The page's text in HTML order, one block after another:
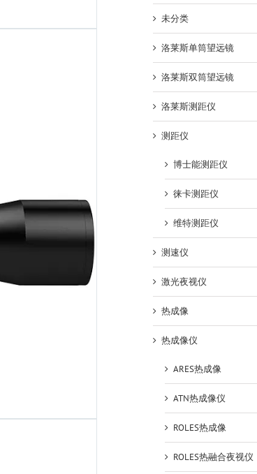
未分类
洛莱斯单筒望远镜
洛莱斯双筒望远镜
洛莱斯测距仪
测距仪
博士能测距仪
徕卡测距仪
维特测距仪
测速仪
激光夜视仪
热成像
热成像仪
ARES热成像
ATN热成像仪
ROLES热成像
ROLES热融合夜视仪